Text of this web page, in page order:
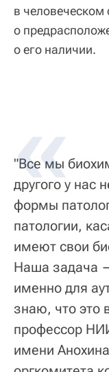
в
о
о его наличии.
"Все мы
другого у нас
формы
патологии,
имеют свои
Наша задача
именно для
знаю, что это
профессор
имени